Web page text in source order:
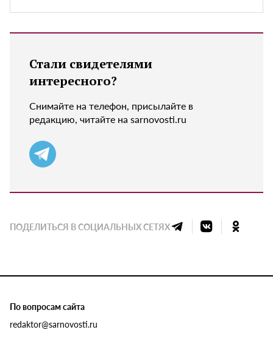
Стали свидетелями
интересного?
Снимайте на телефон, присылайте в
редакцию, читайте на sarnovosti.ru
ПОДЕЛИТЬСЯ В СОЦИАЛЬНЫХ СЕТЯХ
По вопросам сайта
redaktor@sarnovosti.ru